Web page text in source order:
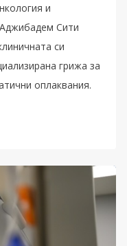
и
Сити
си
грижа за
оплаквания.